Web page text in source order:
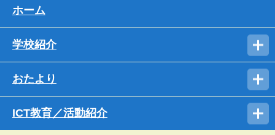
ホーム
学校紹介
おたより
ICT教育／活動紹介